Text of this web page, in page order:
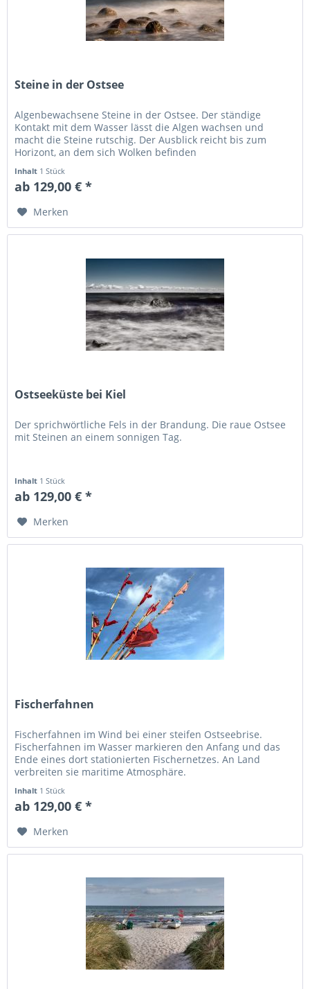
Steine in der Ostsee
Algenbewachsene Steine in der Ostsee. Der ständige
Kontakt mit dem Wasser lässt die Algen wachsen und
macht die Steine rutschig. Der Ausblick reicht bis zum
Horizont, an dem sich Wolken befinden
Inhalt 1 Stück
ab 129,00 € *
Merken
Ostseeküste bei Kiel
Der sprichwörtliche Fels in der Brandung. Die raue Ostsee
mit Steinen an einem sonnigen Tag.
Inhalt 1 Stück
ab 129,00 € *
Merken
Fischerfahnen
Fischerfahnen im Wind bei einer steifen Ostseebrise.
Fischerfahnen im Wasser markieren den Anfang und das
Ende eines dort stationierten Fischernetzes. An Land
verbreiten sie maritime Atmosphäre.
Inhalt 1 Stück
ab 129,00 € *
Merken